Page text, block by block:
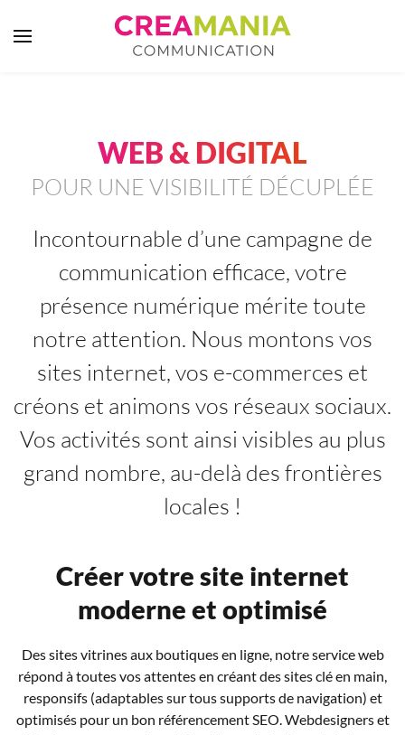
Skip to main content
WEB & DIGITAL
POUR UNE VISIBILITÉ DÉCUPLÉE
Incontournable d’une campagne de
communication efficace, votre
présence numérique mérite toute
notre attention. Nous montons vos
sites internet, vos e-commerces et
créons et animons vos réseaux sociaux.
Vos activités sont ainsi visibles au plus
grand nombre, au-delà des frontières
locales !
Animer vos réseaux sociaux
Allier la puissance de la diffusion des réseaux et le talent de
maximisée !
Nos community manager créent vos contenus et animent vos
campagnes de promotion sur vos réseaux sociaux. Forts de